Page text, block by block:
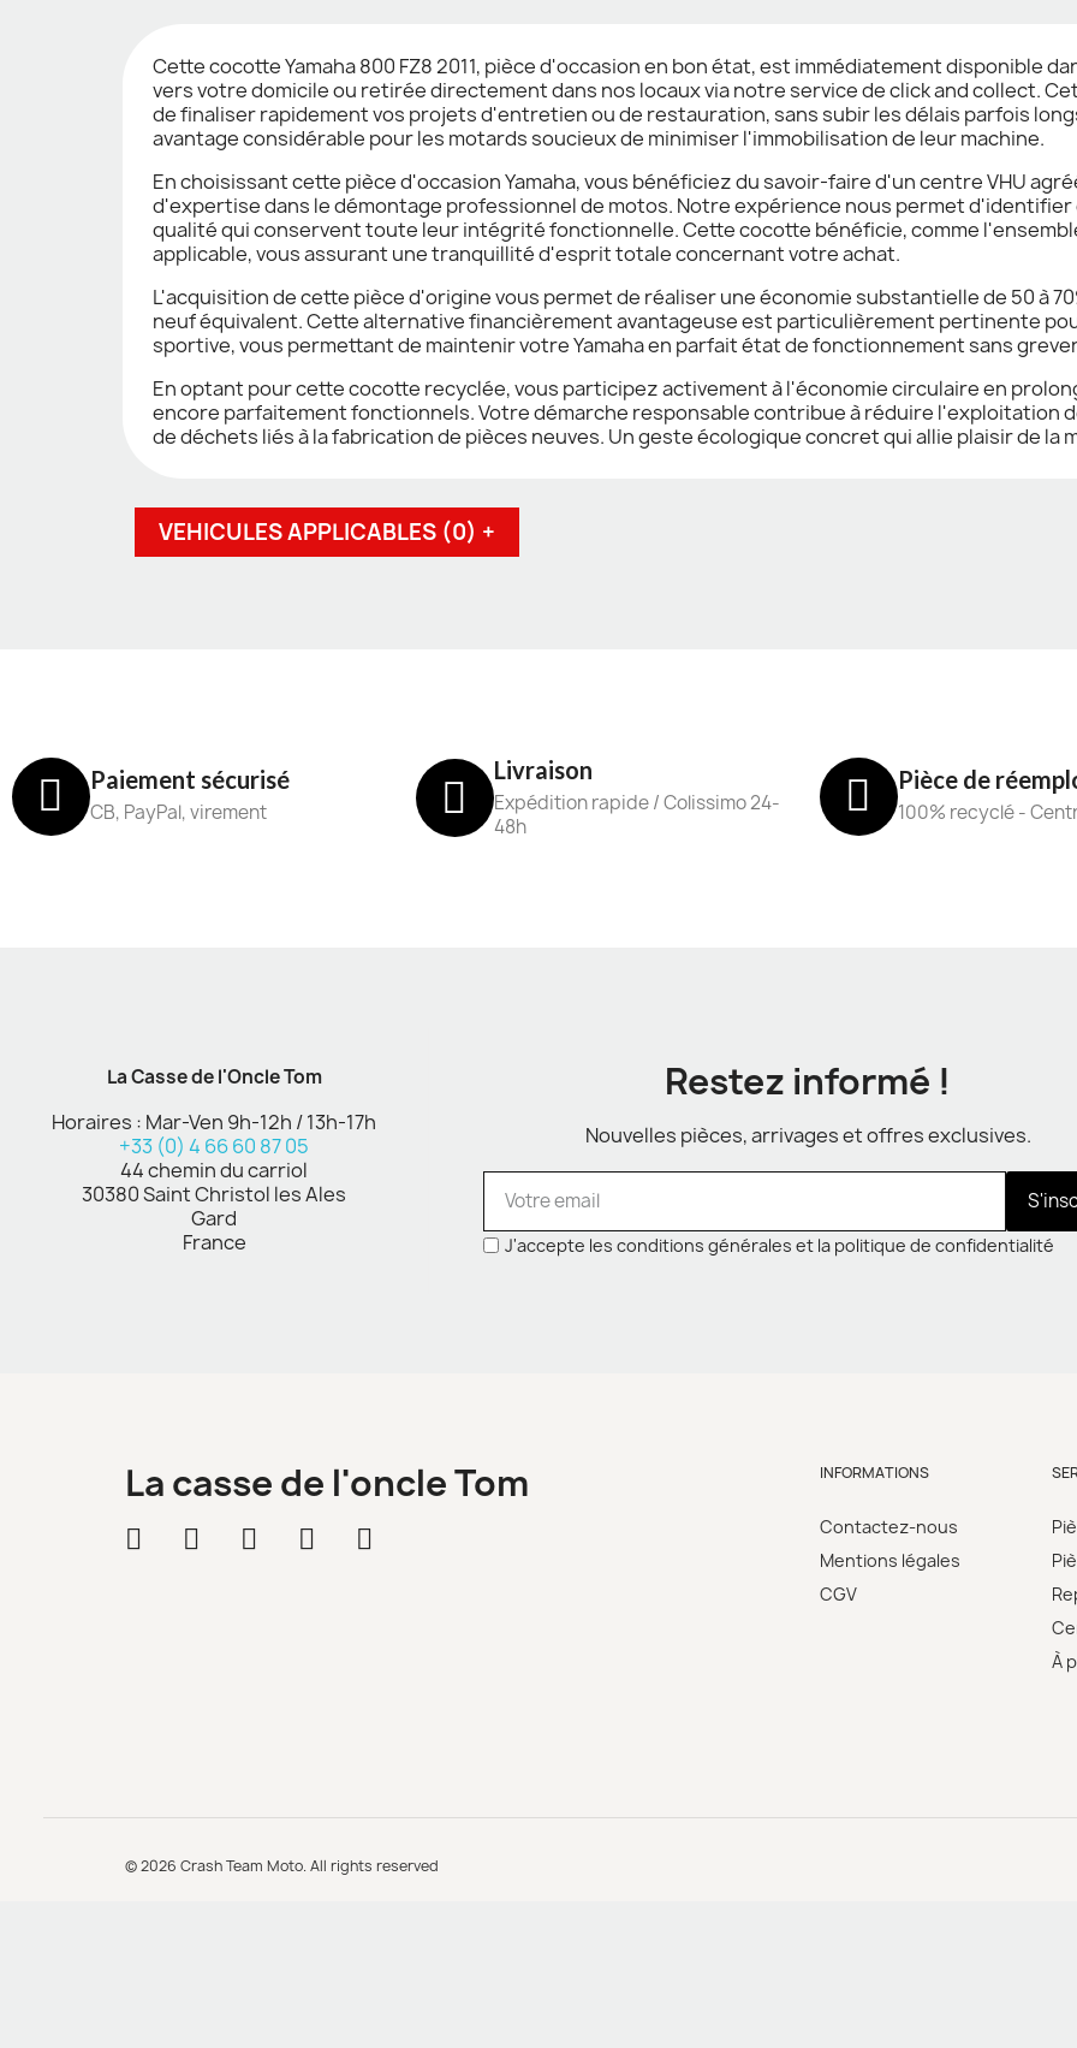
Cette cocotte Yamaha 800 FZ8 2011, pièce d'occasion en bon état, est immédiatement disponible
vers votre domicile ou retirée directement dans nos locaux via notre service de click and collect.
de finaliser rapidement vos projets d'entretien ou de restauration, sans subir les délais parfois
avantage considérable pour les motards soucieux de minimiser l'immobilisation de leur machine.
En choisissant cette pièce d'occasion Yamaha, vous bénéficiez du savoir-faire d'un centre VHU
d'expertise dans le démontage professionnel de motos. Notre expérience nous permet
qualité qui conservent toute leur intégrité fonctionnelle. Cette cocotte bénéficie, comme
applicable, vous assurant une tranquillité d'esprit totale concernant votre achat.
L'acquisition de cette pièce d'origine vous permet de réaliser une économie substantielle de 50 à
neuf équivalent. Cette alternative financièrement avantageuse est particulièrement pertinente
sportive, vous permettant de maintenir votre Yamaha en parfait état de fonctionnement sans
En optant pour cette cocotte recyclée, vous participez activement à l'économie circulaire en
encore parfaitement fonctionnels. Votre démarche responsable contribue à réduire l'exploitation
de déchets liés à la fabrication de pièces neuves. Un geste écologique concret qui allie plaisir de
VEHICULES APPLICABLES (0) +
Paiement sécurisé
CB, PayPal, virement
Livraison
Expédition rapide / Colissimo 24-
48h
Pièce de
100% recyclé -
La Casse de l'Oncle Tom
Horaires : Mar-Ven 9h-12h / 13h-17h
+33 (0) 4 66 60 87 05
44 chemin du carriol
30380 Saint Christol les Ales
Gard
France
Restez informé !
Nouvelles pièces, arrivages et offres exclusives.
J'accepte les conditions générales et la politique de confidentialité
La casse de l'oncle Tom INFORMATIONS
Contactez-nous
Mentions légales
CGV
À
© 2026 Crash Team Moto. All rights reserved